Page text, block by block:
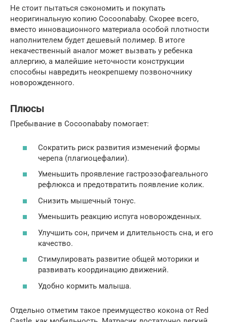
Не стоит пытаться сэкономить и покупать
неоригинальную копию Cocoonababy. Скорее всего,
вместо инновационного материала особой плотности
наполнителем будет дешевый полимер. В итоге
некачественный аналог может вызвать у ребенка
аллергию, а малейшие неточности конструкции
способны навредить неокрепшему позвоночнику
новорожденного.
Плюсы
Пребывание в Cocoonababy помогает:
Сократить риск развития изменений формы
черепа (плагиоцефалии).
Уменьшить проявление гастроэзофагеального
рефлюкса и предотвратить появление колик.
Снизить мышечный тонус.
Уменьшить реакцию испуга новорожденных.
Улучшить сон, причем и длительность сна, и его
качество.
Стимулировать развитие общей моторики и
развивать координацию движений.
Удобно кормить малыша.
Отдельно отметим такое преимущество кокона от Red